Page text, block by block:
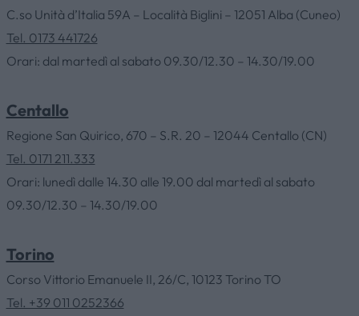
C.so Unità d’Italia 59A – Località Biglini – 12051 Alba (Cuneo)
Tel. 0173 441726
Orari: dal martedì al sabato 09.30/12.30 – 14.30/19.00
Centallo
Regione San Quirico, 670 – S.R. 20 – 12044 Centallo (CN)
Tel. 0171 211.333
Orari: lunedì dalle 14.30 alle 19.00 dal martedì al sabato
09.30/12.30 – 14.30/19.00
Torino
Corso Vittorio Emanuele II, 26/C, 10123 Torino TO
Tel. +39 011 0252366